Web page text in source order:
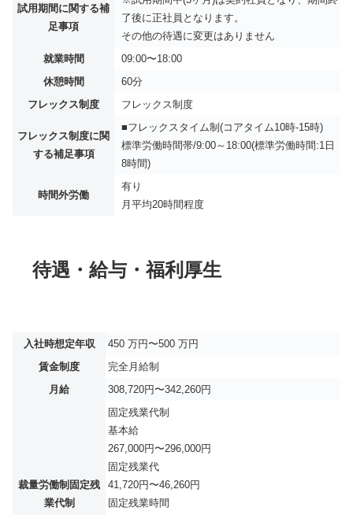
試用期間に関する補
足事項
了後に正社員となります。
その他の待遇に変更はありません
就業時間
09:00〜18:00
休憩時間
60分
フレックス制度
フレックス制度
フレックス制度に関
する補足事項
■フレックスタイム制(コアタイム10時-15時)
標準労働時間帯/9:00～18:00(標準労働時間:1日
8時間)
時間外労働
有り
月平均20時間程度
待遇・給与・福利厚生
入社時想定年収
450 万円〜500 万円
賃金制度
完全月給制
月給
308,720円〜342,260円
裁量労働制固定残
業代制
固定残業代制
基本給
267,000円〜296,000円
固定残業代
41,720円〜46,260円
固定残業時間